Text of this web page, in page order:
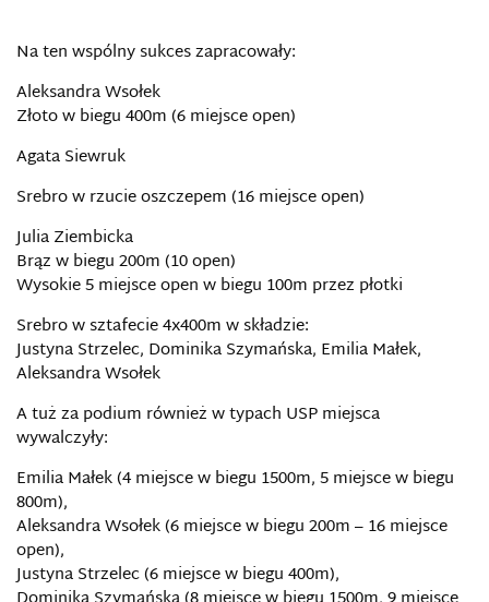
Na ten wspólny sukces zapracowały:
Aleksandra Wsołek
Złoto w biegu 400m (6 miejsce open)
Agata Siewruk
Srebro w rzucie oszczepem (16 miejsce open)
Julia Ziembicka
Brąz w biegu 200m (10 open)
Wysokie 5 miejsce open w biegu 100m przez płotki
Srebro w sztafecie 4x400m w składzie:
Justyna Strzelec, Dominika Szymańska, Emilia Małek,
Aleksandra Wsołek
A tuż za podium również w typach USP miejsca
wywalczyły:
Emilia Małek (4 miejsce w biegu 1500m, 5 miejsce w biegu
800m),
Aleksandra Wsołek (6 miejsce w biegu 200m – 16 miejsce
open),
Justyna Strzelec (6 miejsce w biegu 400m),